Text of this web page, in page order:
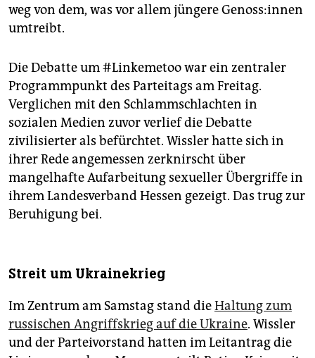
weg von dem, was vor allem jüngere Ge­nos­s:in­nen
umtreibt.
Die Debatte um #Linkemetoo war ein zentraler
Programmpunkt des Parteitags am Freitag.
Verglichen mit den Schlammschlachten in
sozialen Medien zuvor verlief die Debatte
zivilisierter als befürchtet. Wissler hatte sich in
ihrer Rede angemessen zerknirscht über
mangelhafte Aufarbeitung sexueller Übergriffe in
ihrem Landesverband Hessen gezeigt. Das trug zur
Beruhigung bei.
Streit um Ukrainekrieg
Im Zentrum am Samstag stand dieHaltung zum
russischen Angriffskrieg auf die Ukraine. Wissler
und der Parteivorstand hatten im Leitantrag die